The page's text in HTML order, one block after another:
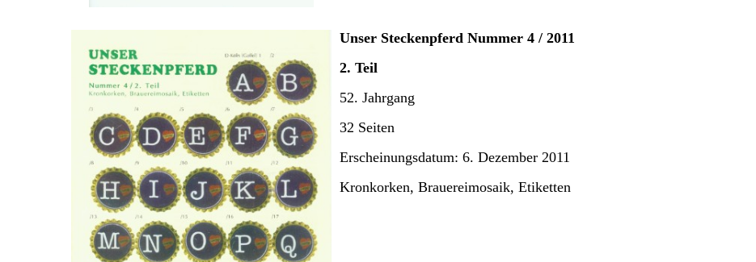
Unser Steckenpferd Nummer 4 / 2011
2. Teil
52. Jahrgang
32 Seiten
Erscheinungsdatum: 6. Dezember 2011
Kronkorken, Brauereimosaik, Etiketten